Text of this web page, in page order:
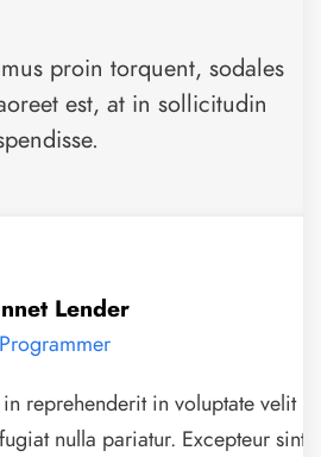
proin torquent, sodales
est, at in sollicitudin
Lender
Programmer
reprehenderit in voluptate velit
nulla pariatur. Excepteur sint